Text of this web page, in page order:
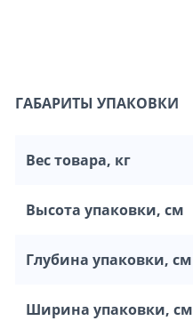
ГАБАРИТЫ УПАКОВКИ
Вес товара, кг
Высота упаковки, см
Глубина упаковки, см
Ширина упаковки, см